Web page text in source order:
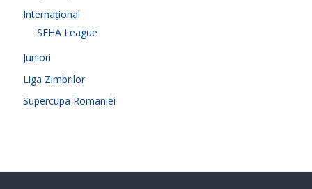
Internațional
SEHA League
Juniori
Liga Zimbrilor
Supercupa Romaniei